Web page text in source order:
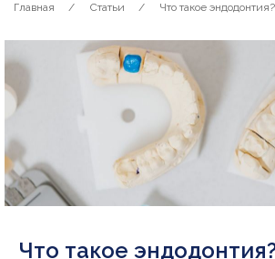
Главная Статьи Что такое эндодонтия?
Что такое